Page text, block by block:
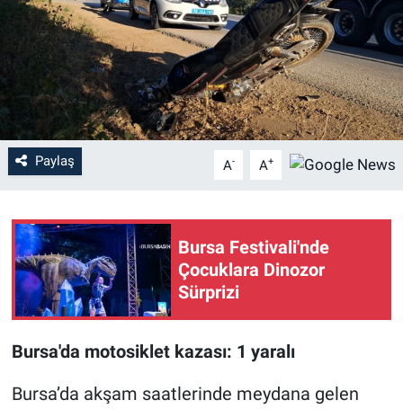
Paylaş A- A+
Bursa Festivali'nde
Çocuklara Dinozor
Sürprizi
Bursa'da motosiklet kazası: 1 yaralı
Bursa’da akşam saatlerinde meydana gelen
Sağlık
Eğitim
Ekonomi
Dünya
Magazin
Siyaset
Spor